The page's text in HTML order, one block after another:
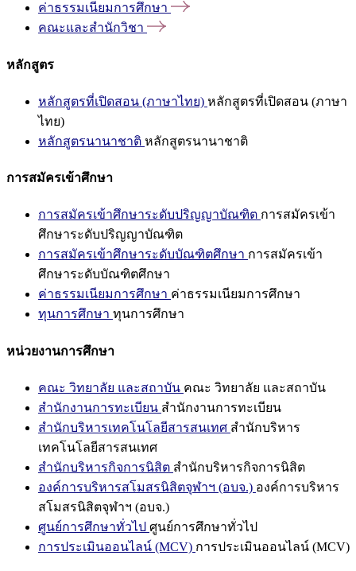
ค่าธรรมเนียมการศึกษา
คณะและสำนักวิชา
หลักสูตร
หลักสูตรที่เปิดสอน (ภาษาไทย) หลักสูตรที่เปิดสอน (ภาษา
ไทย)
หลักสูตรนานาชาติ หลักสูตรนานาชาติ
การสมัครเข้าศึกษา
การสมัครเข้าศึกษาระดับปริญญาบัณฑิต การสมัครเข้า
ศึกษาระดับปริญญาบัณฑิต
การสมัครเข้าศึกษาระดับบัณฑิตศึกษา การสมัครเข้า
ศึกษาระดับบัณฑิตศึกษา
ค่าธรรมเนียมการศึกษา ค่าธรรมเนียมการศึกษา
ทุนการศึกษา ทุนการศึกษา
หน่วยงานการศึกษา
คณะ วิทยาลัย และสถาบัน คณะ วิทยาลัย และสถาบัน
สำนักงานการทะเบียน สำนักงานการทะเบียน
สำนักบริหารเทคโนโลยีสารสนเทศ สำนักบริหาร
เทคโนโลยีสารสนเทศ
สำนักบริหารกิจการนิสิต สำนักบริหารกิจการนิสิต
องค์การบริหารสโมสรนิสิตจุฬาฯ (อบจ.) องค์การบริหาร
สโมสรนิสิตจุฬาฯ (อบจ.)
ศูนย์การศึกษาทั่วไป ศูนย์การศึกษาทั่วไป
การประเมินออนไลน์ (MCV) การประเมินออนไลน์ (MCV)